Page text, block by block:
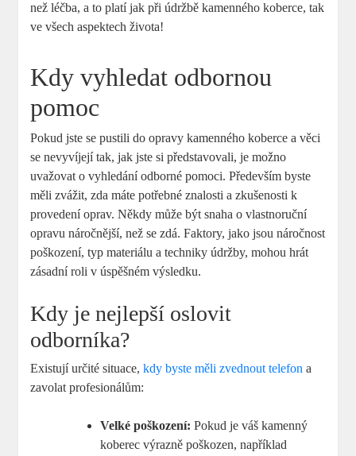
než léčba, a to platí jak při údržbě kamenného koberce, tak
ve všech aspektech života!
Kdy vyhledat odbornou
pomoc
Pokud jste se pustili do opravy kamenného koberce a věci
se nevyvíjejí tak, jak jste si představovali, je možno
uvažovat o vyhledání odborné pomoci. Především byste
měli zvážit, zda máte potřebné znalosti a zkušenosti k
provedení oprav. Někdy může být snaha o vlastnoruční
opravu náročnější, než se zdá. Faktory, jako jsou náročnost
poškození, typ materiálu a techniky údržby, mohou hrát
zásadní roli v úspěšném výsledku.
Kdy je nejlepší oslovit
odborníka?
Existují určité situace,kdy byste měli zvednout telefon a
zavolat profesionálům:
Velké poškození: Pokud je váš kamenný
koberec výrazně poškozen, například